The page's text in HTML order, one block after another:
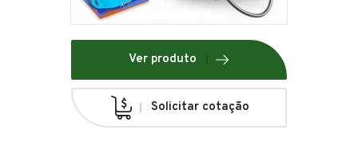
Ver produto
Solicitar cotação